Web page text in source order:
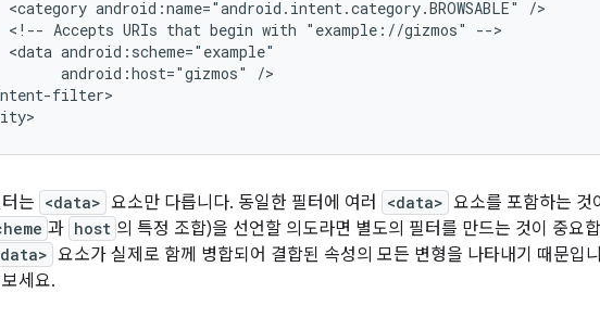
<category android:name="android.intent.category.BROWSABLE"
<!-- Accepts URIs that begin with "example://gizmos"
<data
android:host="gizmos"
filter>
는 <data> 요소만 다릅니다. 동일한 필터에 여러 <data> 요소를 포함하는 것
과 host 의 특정 조합)을 선언할 의도라면 별도의 필터를 만드는 것이 중요
요소가 실제로 함께 병합되어 결합된 속성의 모든 변형을 나타내기 때문입
세요.